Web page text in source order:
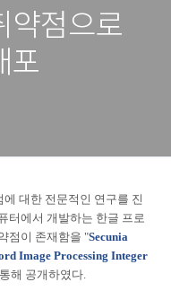
약점으로
포
대한 전문적인 연구를 진
터에서 개발하는 한글 프로
점이 존재함을 "Secunia
Image Processing Integer
해 공개하였다.